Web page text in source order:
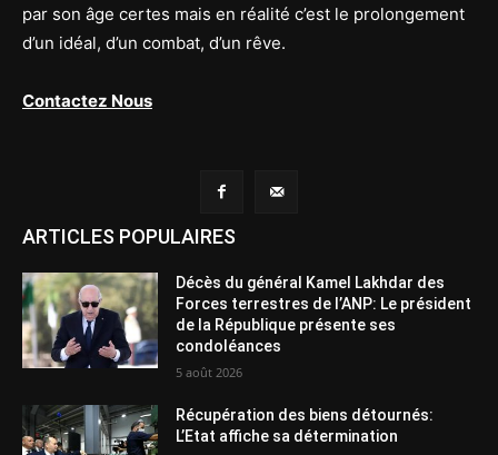
par son âge certes mais en réalité c’est le prolongement
d’un idéal, d’un combat, d’un rêve.
Contactez Nous
ARTICLES POPULAIRES
Décès du général Kamel Lakhdar des
Forces terrestres de l’ANP: Le président
de la République présente ses
condoléances
5 août 2026
Récupération des biens détournés:
L’Etat affiche sa détermination